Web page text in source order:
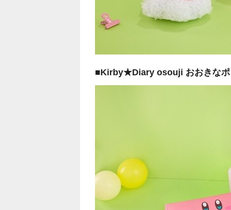
■Kirby★Diary osouji おおきなポ